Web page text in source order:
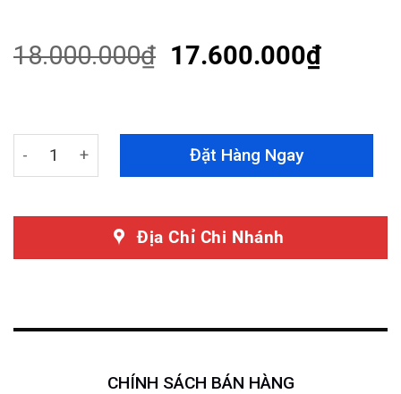
customer
ratings
18.000.000₫ 17.600.000₫
Dán Phim Cách Nhiệt Kia Sonet 2024 Chính Hãng 3M
Đặt Hàng Ngay
Địa Chỉ Chi Nhánh
CHÍNH SÁCH BÁN HÀNG